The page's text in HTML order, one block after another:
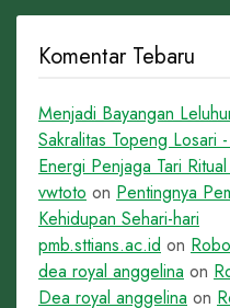
Komentar Tebaru
Menjadi Bayangan
Sakralitas Topeng Losari
Energi Penjaga Tari
vwtoto on Pentingnya
Kehidupan Sehari-hari
pmb.sttians.ac.id on
dea royal anggelina on
Dea royal anggelina on